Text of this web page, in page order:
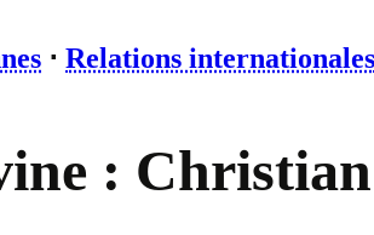
⋅ Relations internationales
: